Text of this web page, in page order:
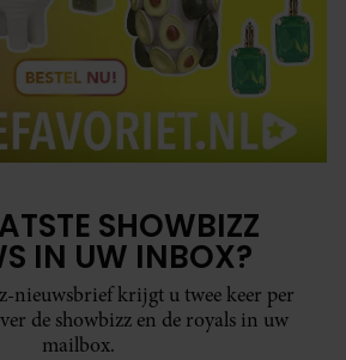
SHOWBIZZ
IN UW INBOX?
nieuwsbrief krijgt u twee keer per
de showbizz en de royals in uw
mailbox.